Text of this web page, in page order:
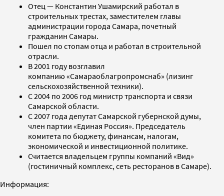
Отец — Константин Ушамирский работал в
строительных трестах, заместителем главы
администрации города Самара, почетный
гражданин Самары.
Пошел по стопам отца и работал в строительной
отрасли.
В 2001 году возглавил
компанию «Самараоблагропромснаб» (лизинг
сельскохозяйственной техники).
С 2004 по 2006 год министр транспорта и связи
Самарской области.
С 2007 года депутат Самарской губернской думы,
член партии «Единая Россия». Председатель
комитета по бюджету, финансам, налогам,
экономической и инвестиционной политике.
Считается владельцем группы компаний «Вид»
(гостиничный комплекс, сеть ресторанов в Самаре).
Информация: